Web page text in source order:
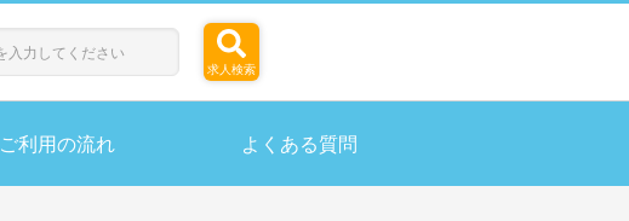
求人検索
ご利用の流れ よくある質問